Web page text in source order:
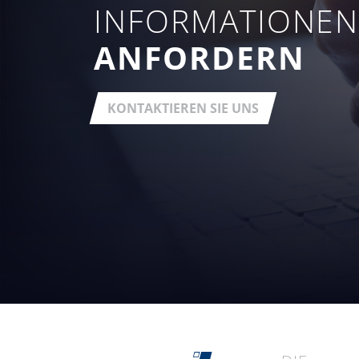
INFORMATIONEN
ANFORDERN
KONTAKTIEREN SIE UNS